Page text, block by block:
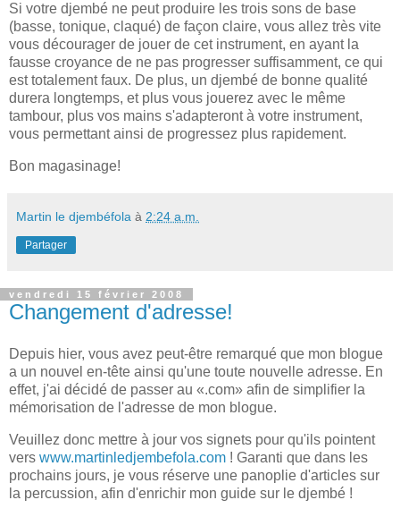
Si votre djembé ne peut produire les trois sons de base
(basse, tonique, claqué) de façon claire, vous allez très vite
vous décourager de jouer de cet instrument, en ayant la
fausse croyance de ne pas progresser suffisamment, ce qui
est totalement faux. De plus, un djembé de bonne qualité
durera longtemps, et plus vous jouerez avec le même
tambour, plus vos mains s'adapteront à votre instrument,
vous permettant ainsi de progressez plus rapidement.
Bon magasinage!
Martin le djembéfola à 2:24 a.m.
Partager
vendredi 15 février 2008
Changement d'adresse!
Depuis hier, vous avez peut-être remarqué que mon blogue
a un nouvel en-tête ainsi qu'une toute nouvelle adresse. En
effet, j'ai décidé de passer au «.com» afin de simplifier la
mémorisation de l'adresse de mon blogue.
Veuillez donc mettre à jour vos signets pour qu'ils pointent
vers www.martinledjembefola.com ! Garanti que dans les
prochains jours, je vous réserve une panoplie d'articles sur
la percussion, afin d'enrichir mon guide sur le djembé !